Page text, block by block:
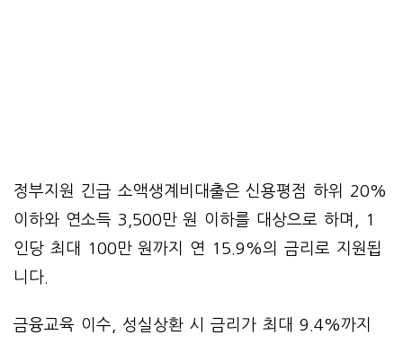
정부지원 긴급 소액생계비대출은 신용평점 하위 20%
이하와 연소득 3,500만 원 이하를 대상으로 하며, 1
인당 최대 100만 원까지 연 15.9%의 금리로 지원됩
니다.
금융교육 이수, 성실상환 시 금리가 최대 9.4%까지